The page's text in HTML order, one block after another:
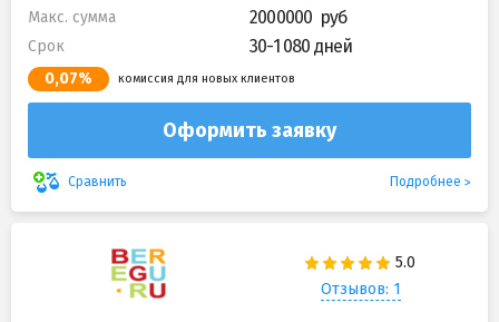
Макс. сумма 2000000
Срок 30-1 080 дней
0,07% комиссия для новых клиентов
Оформить заявку
Сравнить Подробнее
Отзывов: 1